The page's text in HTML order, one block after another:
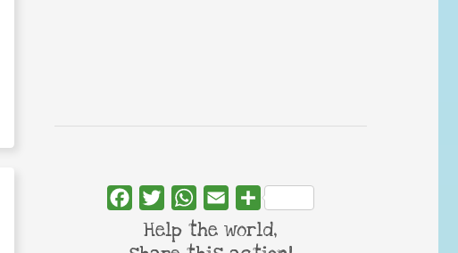
FacebookTwitterWhatsApp
Email Share
Help the world,